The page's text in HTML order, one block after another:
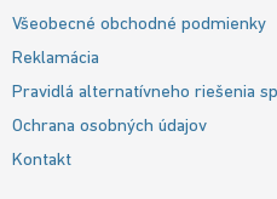
Všeobecné obchodné podmienky
Reklamácia
Pravidlá alternatívneho riešenia
Ochrana osobných údajov
Kontakt